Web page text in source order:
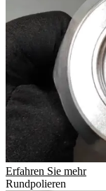
Erfahren Sie mehr
Rundpolieren